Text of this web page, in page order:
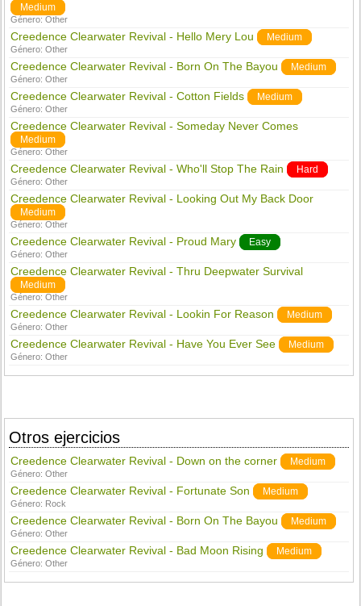
Medium
Género:Other
Creedence Clearwater Revival - Hello Mery Lou Medium
Género:Other
Creedence Clearwater Revival - Born On The Bayou Medium
Género:Other
Creedence Clearwater Revival - Cotton Fields Medium
Género:Other
Creedence Clearwater Revival - Someday Never Comes
Medium
Género:Other
Creedence Clearwater Revival - Who'll Stop The Rain Hard
Género:Other
Creedence Clearwater Revival - Looking Out My Back Door
Medium
Género:Other
Creedence Clearwater Revival - Proud Mary Easy
Género:Other
Creedence Clearwater Revival - Thru Deepwater Survival
Medium
Género:Other
Creedence Clearwater Revival - Lookin For Reason Medium
Género:Other
Creedence Clearwater Revival - Have You Ever See Medium
Género:Other
Otros ejercicios
Creedence Clearwater Revival - Down on the corner Medium
Género:Other
Creedence Clearwater Revival - Fortunate Son Medium
Género: Rock
Creedence Clearwater Revival - Born On The Bayou Medium
Género:Other
Creedence Clearwater Revival - Bad Moon Rising Medium
Género:Other